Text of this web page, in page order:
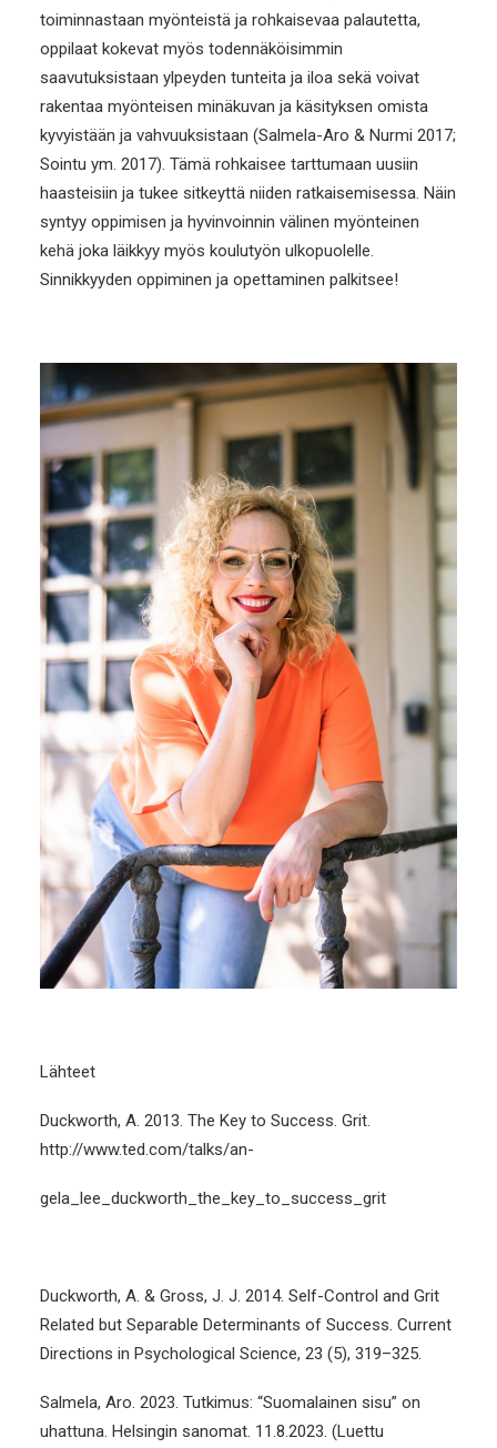
toiminnastaan myönteistä ja rohkaisevaa palautetta,
oppilaat kokevat myös todennäköisimmin
saavutuksistaan ylpeyden tunteita ja iloa sekä voivat
rakentaa myönteisen minäkuvan ja käsityksen omista
kyvyistään ja vahvuuksistaan (Salmela-Aro & Nurmi 2017;
Sointu ym. 2017). Tämä rohkaisee tarttumaan uusiin
haasteisiin ja tukee sitkeyttä niiden ratkaisemisessa. Näin
syntyy oppimisen ja hyvinvoinnin välinen myönteinen
kehä joka läikkyy myös koulutyön ulkopuolelle.
Sinnikkyyden oppiminen ja opettaminen palkitsee!
Lähteet
Duckworth, A. 2013. The Key to Success. Grit.
http://www.ted.com/talks/an-
gela_lee_duckworth_the_key_to_success_grit
Duckworth, A. & Gross, J. J. 2014. Self-Control and Grit
Related but Separable Determinants of Success. Current
Directions in Psychological Science, 23 (5), 319–325.
Salmela, Aro. 2023. Tutkimus: “Suomalainen sisu” on
uhattuna. Helsingin sanomat. 11.8.2023. (Luettu